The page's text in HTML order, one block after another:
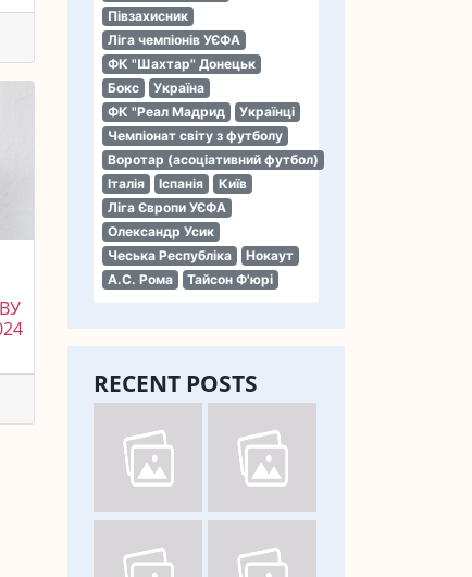
Півзахисник
Ліга чемпіонів УЄФА
ФК "Шахтар" Донецьк
Бокс
Україна
ФК "Реал Мадрид
Українці
Чемпіонат світу з футболу
Воротар (асоціативний футбол)
Італія
Іспанія
Київ
Ліга Європи УЄФА
Олександр Усик
Чеська Республіка
Нокаут
А.С. Рома
Тайсон Ф'юрі
RECENT POSTS